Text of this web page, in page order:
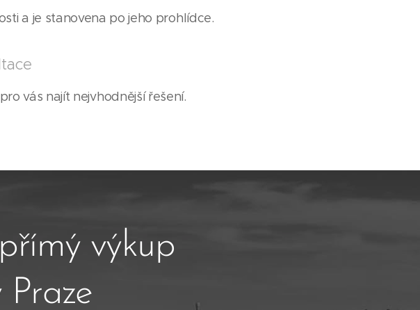
a je stanovena po jeho prohlídce.
vás najít nejvhodnější řešení.
výkup
Praze